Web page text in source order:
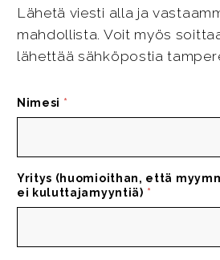
Lähetä viesti alla ja
mahdollista. Voit myös
lähettää sähköpostia
Nimesi *
Yritys (huomioithan, että
ei kuluttajamyyntiä) *